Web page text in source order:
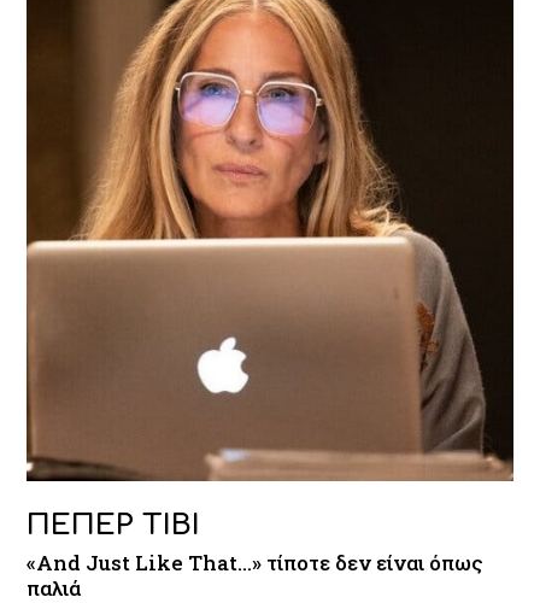
ΠΕΠΕΡ ΤΙΒΙ
«And Just Like That…» τίποτε δεν είναι όπως
παλιά